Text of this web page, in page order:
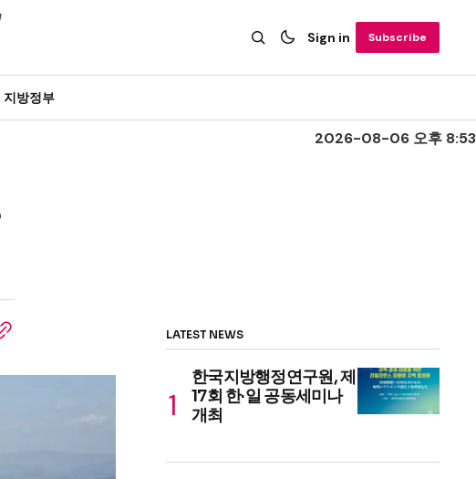
Sign in Subscribe
지방정부
2026-08-06 오후 8:53
LATEST NEWS
한국지방행정연구원, 제
17회 한·일 공동세미나
개최